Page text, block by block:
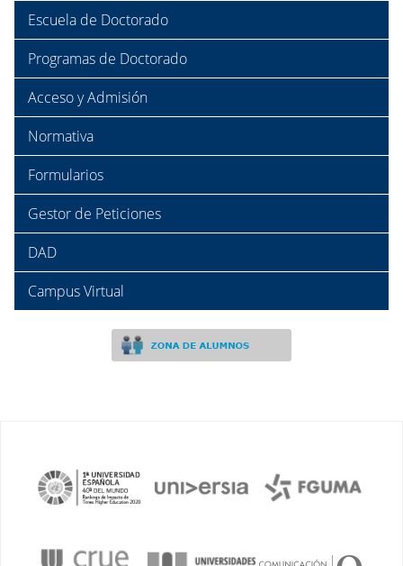
Escuela de Doctorado
Programas de Doctorado
Acceso y Admisión
Normativa
Formularios
Gestor de Peticiones
DAD
Campus Virtual